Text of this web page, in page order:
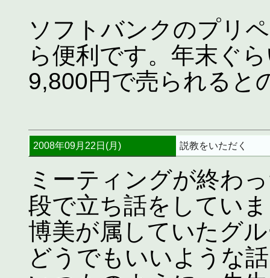
ソフトバンクのプリ
ら便利です。年末ぐ
9,800円で売られると
2008年09月22日(月) 説教をいただく
ミーティングが終わ
段で立ち話をしてい
博美が属していたグ
どうでもいいような